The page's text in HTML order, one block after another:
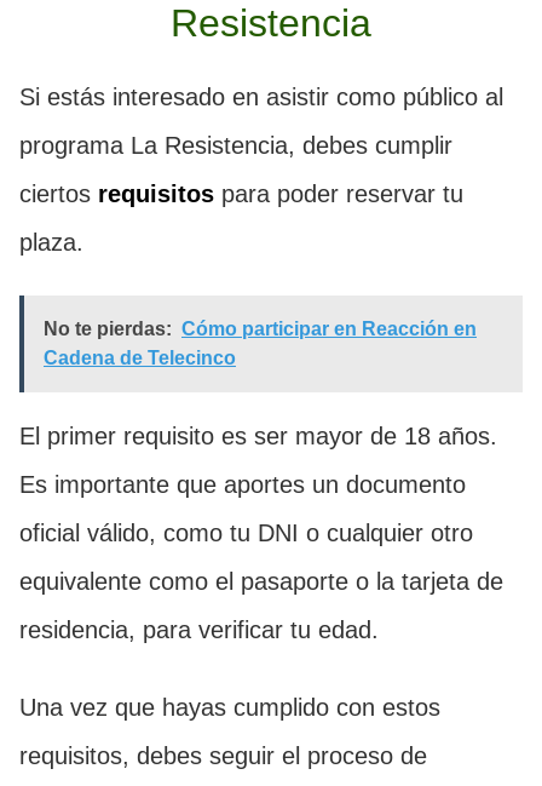
Resistencia
Si estás interesado en asistir como público al
programa La Resistencia, debes cumplir
ciertos requisitos para poder reservar tu
plaza.
No te pierdas: Cómo participar en Reacción en
Cadena de Telecinco
El primer requisito es ser mayor de 18 años.
Es importante que aportes un documento
oficial válido, como tu DNI o cualquier otro
equivalente como el pasaporte o la tarjeta de
residencia, para verificar tu edad.
Una vez que hayas cumplido con estos
requisitos, debes seguir el proceso de